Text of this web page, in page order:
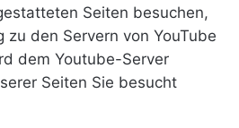
Seiten besuchen,
den Servern von YouTube
dem Youtube-Server
Seiten Sie besucht